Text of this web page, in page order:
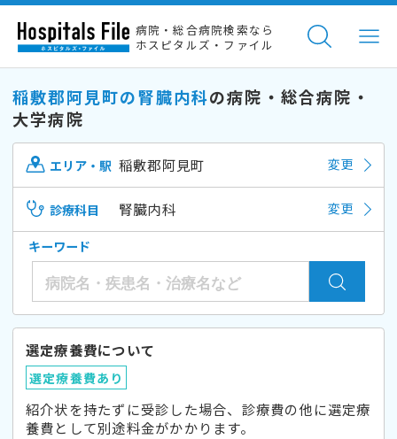
病院・総合病院検索なら
ホスピタルズ・ファイル
稲敷郡阿見町の腎臓内科の病院・総合病院・
大学病院
エリア・駅 稲敷郡阿見町 変更
診療科目 腎臓内科 変更
キーワード
選定療養費について
選定療養費あり
紹介状を持たずに受診した場合、診療費の他に選定療
養費として別途料金がかかります。